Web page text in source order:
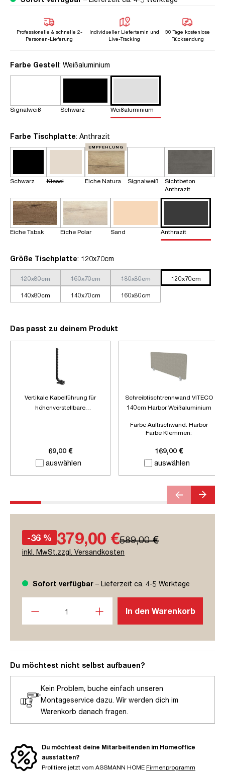
Professionelle & schnelle 2-
Personen-Lieferung
Individueller Liefertemin und
Live-Tracking
30 Tage kostenlose
Rücksendung
Farbe Gestellauswählen
: Weißaluminium
Signalweiß Schwarz Weißaluminium
Farbe Tischplatteauswählen
: Anthrazit
Schwarz Kiesel Eiche Natura
EMPFEHLUNG
Signalweiß
Sichtbeton
Anthrazit
Eiche Tabak Eiche Polar Sand Anthrazit
Größe Tischplatteauswählen
: 120x70cm
120x80cm 160x70cm 180x80cm 120x70cm
140x80cm 140x70cm 160x80cm
Das passt zu deinem Produkt
auswählen
Vertikale Kabelführung für
höhenverstellbare
69,00 €
auswählen
Schreibtischtrennwand VITECO
140cm Harbor Weißaluminium
Farbe Auftischwand: Harbor
Farbe Klemmen:
Länge: 1400mm
169,00 €
-36 % 379,00 €589,00 €
inkl. MwSt.zzgl. Versandkosten
Sofort verfügbar – Lieferzeit ca. 4-5 Werktage
In den Warenkorb
Du möchtest nicht selbst aufbauen?
Kein Problem, buche einfach unseren
Montageservice dazu. Wir werden dich im
Warenkorb danach fragen.
Du möchtest deine Mitarbeitenden im Homeoffice
ausstatten?
Profitiere jetzt vom ASSMANN HOME Firmenprogramm